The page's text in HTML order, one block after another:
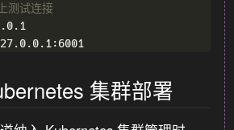
测试连接
集群部署